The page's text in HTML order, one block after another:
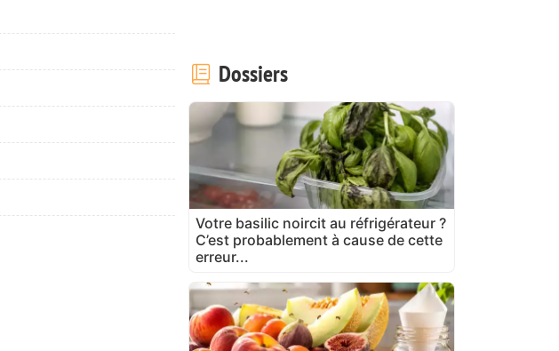
Dossiers
Votre basilic noircit au réfrigérateur ?
C’est probablement à cause de cette
erreur...